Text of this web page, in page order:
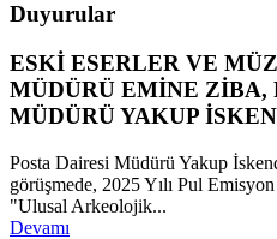
Duyurular
ESKİ ESERLER VE
MÜDÜRÜ EMİNE ZİBA,
MÜDÜRÜ YAKUP
Posta Dairesi Müdürü Yakup
görüşmede, 2025 Yılı Pul
"Ulusal Arkeolojik...
Devamı